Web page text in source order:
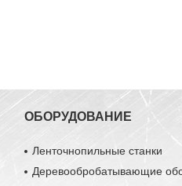
ОБОРУДОВАНИЕ
Ленточнопильные станки
Деревообробатывающие